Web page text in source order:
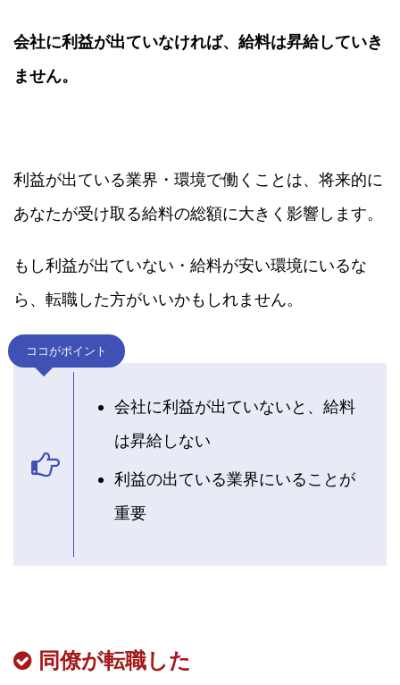
会社に利益が出ていなければ、給料は昇給していき
ません。
利益が出ている業界・環境で働くことは、将来的に
あなたが受け取る給料の総額に大きく影響します。
もし利益が出ていない・給料が安い環境にいるな
ら、転職した方がいいかもしれません。
ココがポイント
会社に利益が出ていないと、給料
は昇給しない
利益の出ている業界にいることが
重要
同僚が転職した